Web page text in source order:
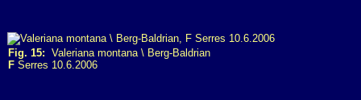
Fig. 15: Valeriana montana \ Berg-Baldrian
F Serres 10.6.2006